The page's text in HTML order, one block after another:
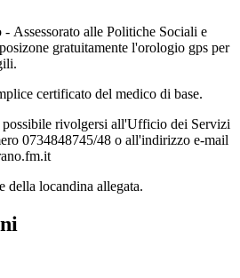
Assessorato alle Politiche Sociali e
gratuitamente l'orologio gps per
certificato del medico di base.
rivolgersi all'Ufficio dei Servizi
0734848745/48 o all'indirizzo e-mail
della locandina allegata.